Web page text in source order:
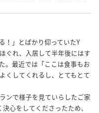
！」とばかり仰っていたY
ぐれ、入居して半年後にはす
。最近では「ここは食事もお
くしてくれるし、とてもとて
ンで様子を見ていらしたご家
心をしてくださったため、